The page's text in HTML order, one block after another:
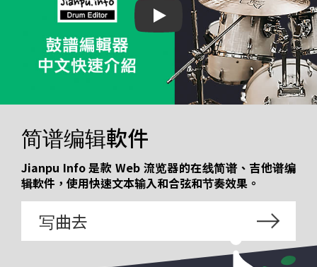
鼓譜編輯器 中文快速介紹
简谱编辑軟件
Jianpu Info 是款 Web 流览器的在线简谱、吉他谱编
辑軟件，使用快速文本输入和合弦和节奏效果。
写曲去